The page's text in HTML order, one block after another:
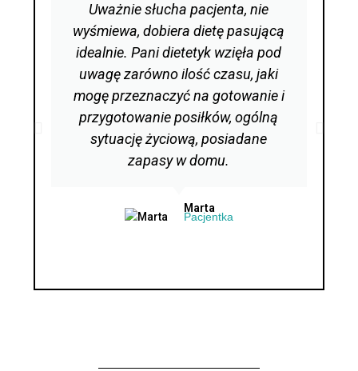
Uważnie słucha pacjenta, nie
wyśmiewa, dobiera dietę pasującą
idealnie. Pani dietetyk wzięła pod
uwagę zarówno ilość czasu, jaki
mogę przeznaczyć na gotowanie i
przygotowanie posiłków, ogólną
sytuację życiową, posiadane
zapasy w domu.
Marta
Pacjentka